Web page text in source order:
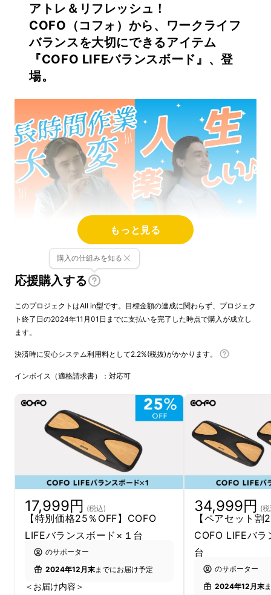
アトレ＆リフレッシュ！
COFO（コフォ）から、ワークライフ
バランスを大切にできるアイテム
『COFO LIFEバランスボード』、登
場。
とにかくHAVE FUN！
モヤモヤ撃退！乗れば不思議と表情が
緩む：）背筋もピーン！
もっと見る
応援購入する
購入の仕組みを知る
このプロジェクトはAll in型です。目標金額の達成に関わらず、プロジェク
ト終了日の2024年11月01日までに支払いを完了した時点で購入が成立し
ます。
決済時に安心システム利用料として2.2%(税抜)がかかります。
インボイス（適格請求書）：対応可
17,999円 (税込)
【特別価格25％OFF】COFO
LIFEバランスボード×１台
のサポーター
2024年12月末までにお届け予定
＜お届け内容＞
34,999円 (
【ペアセット割
COFO LIFEバ
台
のサポーター
2024年12月末